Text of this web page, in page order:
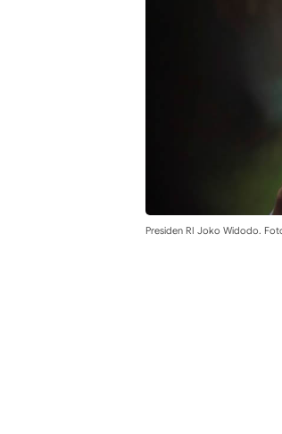
Presiden RI Joko Widodo.